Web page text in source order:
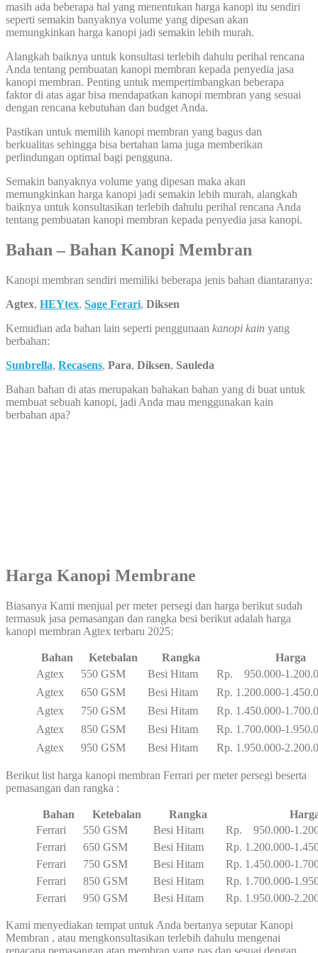
masih ada beberapa hal yang menentukan harga kanopi itu sendiri
seperti semakin banyaknya volume yang dipesan akan
memungkinkan harga kanopi jadi semakin lebih murah.
Alangkah baiknya untuk konsultasi terlebih dahulu perihal rencana
Anda tentang pembuatan kanopi membran kepada penyedia jasa
kanopi membran. Penting untuk mempertimbangkan beberapa
faktor di atas agar bisa mendapatkan kanopi membran yang sesuai
dengan rencana kebutuhan dan budget Anda.
Pastikan untuk memilih kanopi membran yang bagus dan
berkualitas sehingga bisa bertahan lama juga memberikan
perlindungan optimal bagi pengguna.
Semakin banyaknya volume yang dipesan maka akan
memungkinkan harga kanopi jadi semakin lebih murah, alangkah
baiknya untuk konsultasikan terlebih dahulu perihal rencana Anda
tentang pembuatan kanopi membran kepada penyedia jasa kanopi.
Bahan – Bahan Kanopi Membran
Kanopi membran sendiri memiliki beberapa jenis bahan diantaranya:
Agtex, HEYtex, Sage Ferari, Diksen
Kemudian ada bahan lain seperti penggunaan kanopi kain yang
berbahan:
Sunbrella, Recasens, Para, Diksen, Sauleda
Bahan bahan di atas merupakan bahakan bahan yang di buat untuk
membuat sebuah kanopi, jadi Anda mau menggunakan kain
berbahan apa?
Harga Kanopi Membrane
Biasanya Kami menjual per meter persegi dan harga berikut sudah
termasuk jasa pemasangan dan rangka besi berikut adalah harga
kanopi membran Agtex terbaru 2025:
Bahan Ketebalan Rangka
Harga
Agtex
550 GSM Besi Hitam
Rp. 950.000-
Agtex
650 GSM Besi Hitam
Rp. 1.200.000-
Agtex
750 GSM Besi Hitam
Rp. 1.450.000-
Agtex
850 GSM Besi Hitam
Rp. 1.700.000-
Agtex
950 GSM Besi Hitam Rp. 1.950.000-
Berikut list harga kanopi membran Ferrari per meter persegi beserta
pemasangan dan rangka :
Bahan Ketebalan Rangka
Ferrari
550 GSM Besi Hitam
Rp. 950.000-
Ferrari
650 GSM Besi Hitam
Rp. 1.200.000-
Ferrari
750 GSM Besi Hitam
Rp. 1.450.000-
Ferrari
850 GSM Besi Hitam
Rp. 1.700.000-
Ferrari
950 GSM Besi Hitam Rp. 1.950.000-
Kami menyediakan tempat untuk Anda bertanya seputar Kanopi
Membran , atau mengkonsultasikan terlebih dahulu mengenai
renacana pemasangan atap membran yang pas dan sesuai dengan